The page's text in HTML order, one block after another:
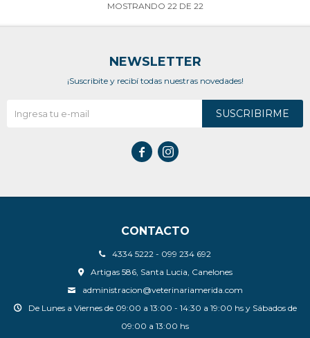
MOSTRANDO 22DE 22
CONTACTO
4334 5222 - 099 234 692
Artigas 586, Santa Lucia, Canelones
administracion@veterinariamerida.com
De Lunes a Viernes de 09:00 a 13:00 - 14:30 a 19:00 hs y Sábados de
09:00 a 13:00 hs
NEWSLETTER
¡Suscribite y recibí todas nuestras novedades!
SUSCRIBIRME
 